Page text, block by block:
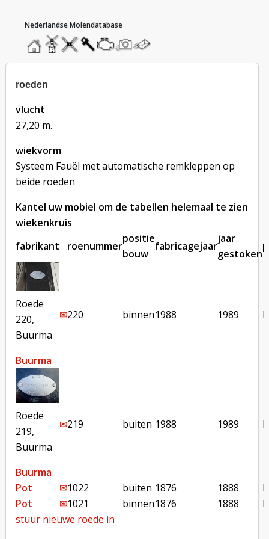
homemolendatabase
roedendatabase
assendatabase
motorendatabase
stuur
een
foto
stuur
een
bericht
roeden
vlucht
27,20 m.
wiekvorm
Systeem Fauël met automatische remkleppen op
beide roeden
Kantel uw mobiel om de tabellen helemaal te zien
wiekenkruis
fabrikant
roenummer
positie
bouw
fabricagejaar
jaar
gestoken
Roede
220,
Buurma
Buurma
✉︎220 binnen1988 1989
Roede
219,
Buurma
Buurma
✉︎219 buiten 1988 1989
Pot ✉︎1022 buiten 1876 1888
Pot
✉︎1021 binnen1876 1888
stuur nieuwe roede in